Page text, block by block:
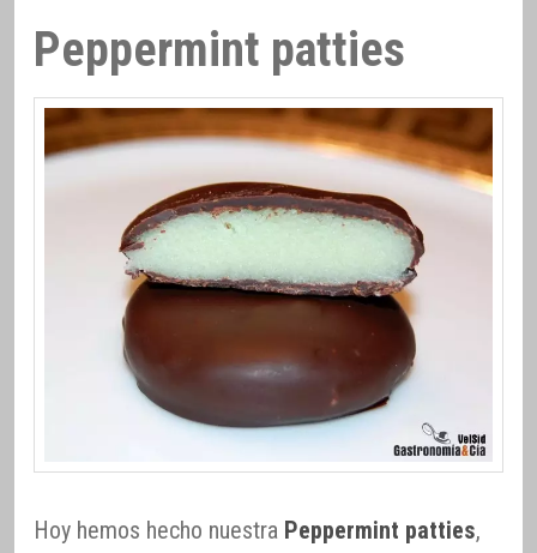
Peppermint patties
Hoy hemos hecho nuestra Peppermint patties,